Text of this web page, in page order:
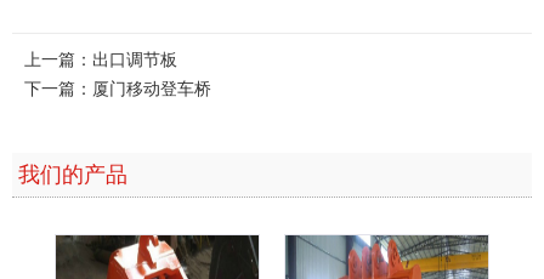
上一篇： 出口调节板
下一篇： 厦门移动登车桥
我们的产品